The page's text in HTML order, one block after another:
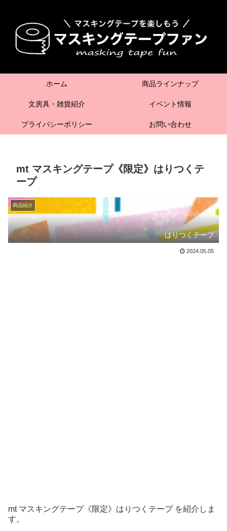
ホーム 商品ラインナップ
文房具・雑貨紹介 イベント情報
プライバシーポリシー お問い合わせ
mt マスキングテープ《限定》はりつくテ
ープ
商品紹介
はりつくテープ
2024.05.05
mt マスキングテープ《限定》はりつくテープ を紹介しま
す。